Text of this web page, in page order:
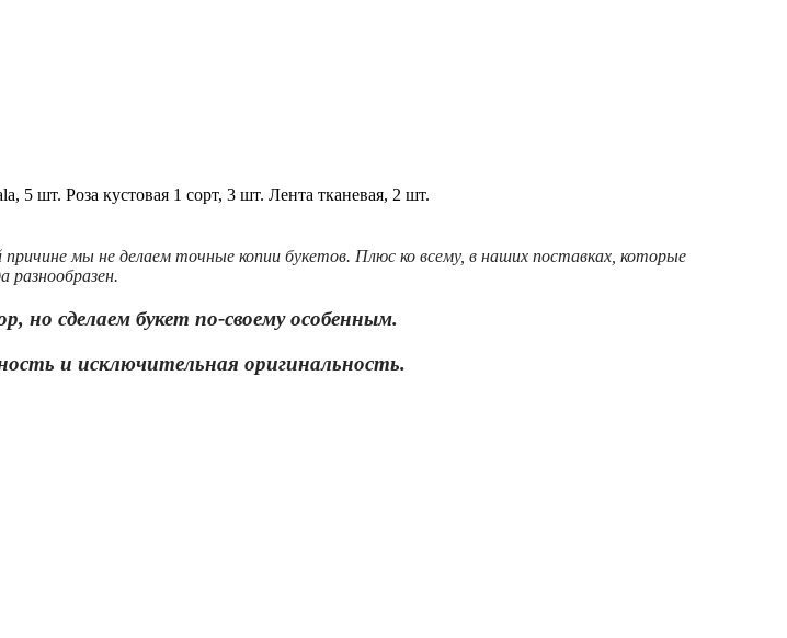
5 шт. Роза кустовая 1 сорт, 3 шт. Лента тканевая, 2 шт.
мы не делаем точные копии букетов. Плюс ко всему, в наших поставках, которые
разнообразен.
но сделаем букет по-своему особенным.
и исключительная оригинальность.